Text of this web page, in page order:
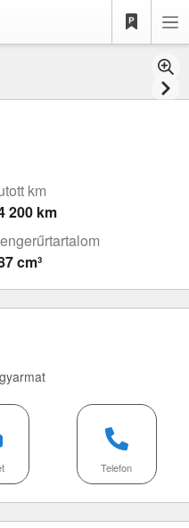
km
200 km
cm³
Telefon